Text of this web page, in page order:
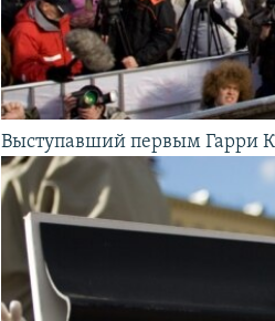
Выступавший первым Гарри